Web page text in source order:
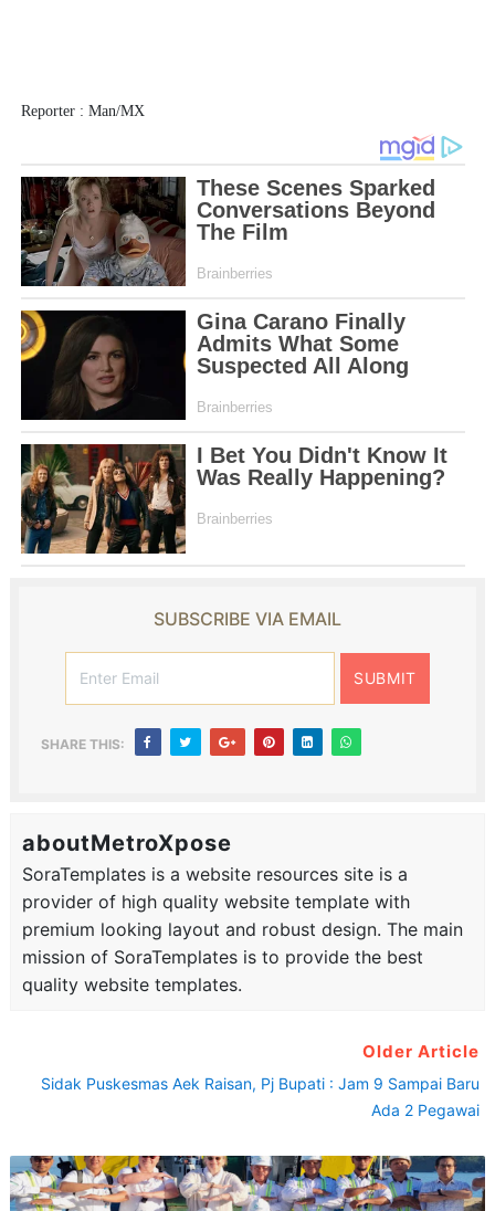
Reporter : Man/MX
SUBSCRIBE VIA EMAIL
SHARE THIS:
aboutMetroXpose
SoraTemplates is a website resources site is a
provider of high quality website template with
premium looking layout and robust design. The main
mission of SoraTemplates is to provide the best
quality website templates.
Older Article
Sidak Puskesmas Aek Raisan, Pj Bupati : Jam 9 Sampai Baru
Ada 2 Pegawai